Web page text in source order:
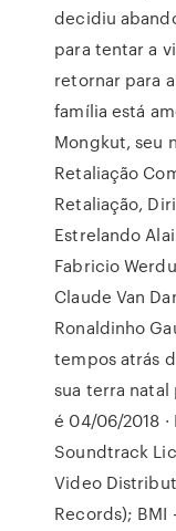
decidiu
para tentar a
retornar para
família está
Mongkut, seu
Retaliação
Retaliação,
Estrelando
Fabricio
Claude Van
Ronaldinho
tempos atrás
sua terra natal
é 04/06/2018
Soundtrack
Video
Records); BMI